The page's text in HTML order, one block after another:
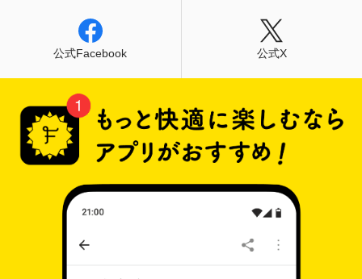
公式Facebook 公式X